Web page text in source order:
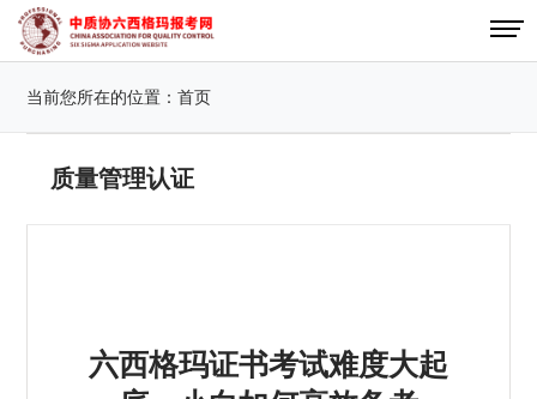
当前您所在的位置：首页
质量管理认证
六西格玛证书考试难度大起